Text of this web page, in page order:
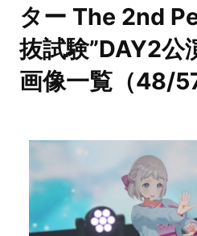
ター The 2nd
抜試験”DAY2公
画像一覧（48/57